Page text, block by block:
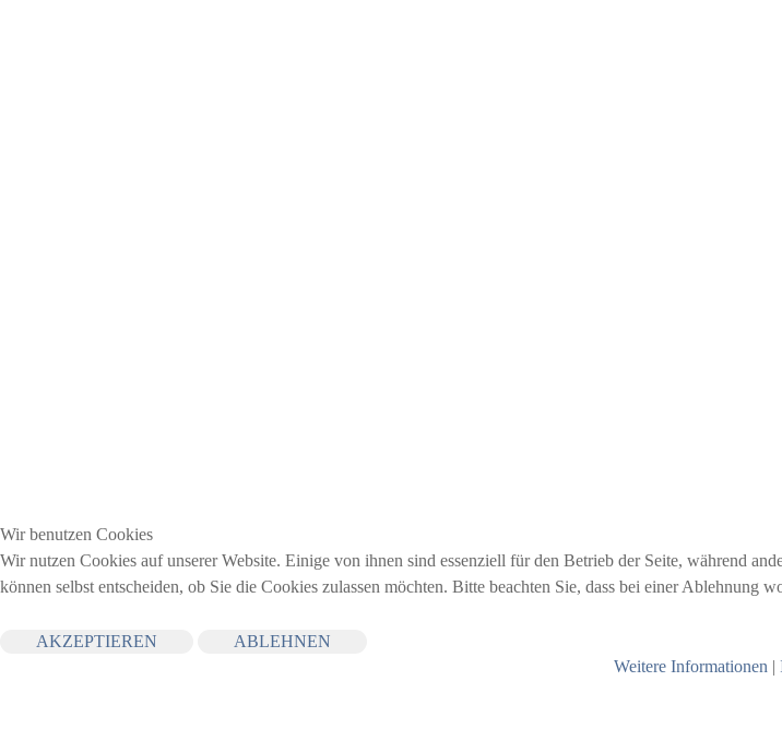
Wir benutzen Cookies
Wir nutzen Cookies auf unserer Website. Einige von ihnen sind essenziell für den Betrieb der Seite, während
können selbst entscheiden, ob Sie die Cookies zulassen möchten. Bitte beachten Sie, dass bei einer Ablehnung
AKZEPTIEREN
ABLEHNEN
Weitere Informationen |